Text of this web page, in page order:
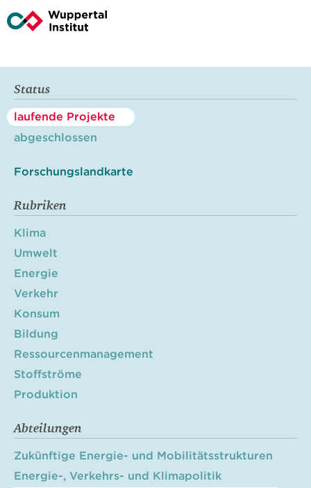
Status
laufende Projekte
abgeschlossen
Forschungslandkarte
Rubriken
Klima
Umwelt
Energie
Verkehr
Konsum
Bildung
Ressourcenmanagement
Stoffströme
Produktion
Abteilungen
Zukünftige Energie- und Mobilitätsstrukturen
Energie-, Verkehrs- und Klimapolitik